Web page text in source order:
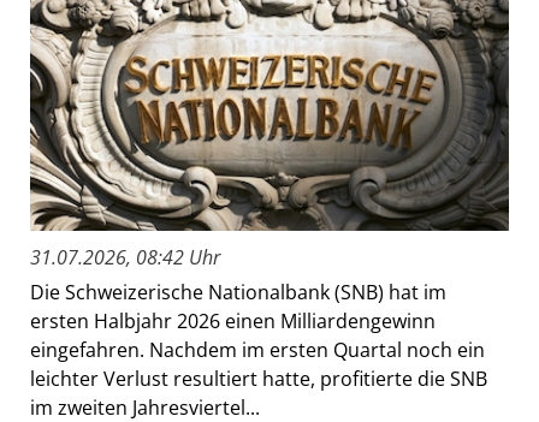
31.07.2026, 08:42 Uhr
Die Schweizerische Nationalbank (SNB) hat im
ersten Halbjahr 2026 einen Milliardengewinn
eingefahren. Nachdem im ersten Quartal noch ein
leichter Verlust resultiert hatte, profitierte die SNB
im zweiten Jahresviertel...